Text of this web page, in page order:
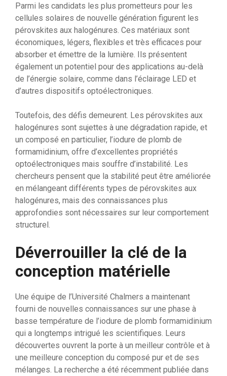
Parmi les candidats les plus prometteurs pour les
cellules solaires de nouvelle génération figurent les
pérovskites aux halogénures. Ces matériaux sont
économiques, légers, flexibles et très efficaces pour
absorber et émettre de la lumière. Ils présentent
également un potentiel pour des applications au-delà
de l’énergie solaire, comme dans l’éclairage LED et
d’autres dispositifs optoélectroniques.
Toutefois, des défis demeurent. Les pérovskites aux
halogénures sont sujettes à une dégradation rapide, et
un composé en particulier, l’iodure de plomb de
formamidinium, offre d’excellentes propriétés
optoélectroniques mais souffre d’instabilité. Les
chercheurs pensent que la stabilité peut être améliorée
en mélangeant différents types de pérovskites aux
halogénures, mais des connaissances plus
approfondies sont nécessaires sur leur comportement
structurel.
Déverrouiller la clé de la
conception matérielle
Une équipe de l’Université Chalmers a maintenant
fourni de nouvelles connaissances sur une phase à
basse température de l’iodure de plomb formamidinium
qui a longtemps intrigué les scientifiques. Leurs
découvertes ouvrent la porte à un meilleur contrôle et à
une meilleure conception du composé pur et de ses
mélanges. La recherche a été récemment publiée dans